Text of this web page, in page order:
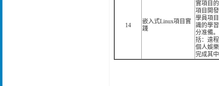
14
嵌入式Linux項目實
踐
實項目
項目開
學員項
識的學
分准備
括：遠
個人娛
完成其